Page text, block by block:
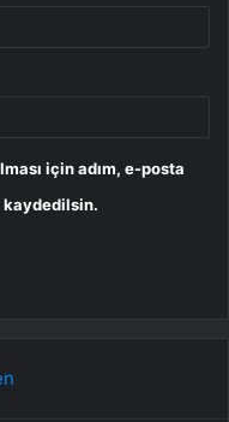
için adım, e-posta
kaydedilsin.